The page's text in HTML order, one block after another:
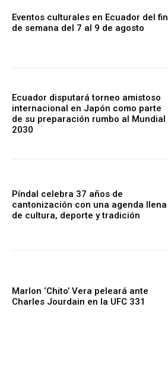
Eventos culturales en Ecuador del fin
de semana del 7 al 9 de agosto
Ecuador disputará torneo amistoso
internacional en Japón como parte
de su preparación rumbo al Mundial
2030
Píndal celebra 37 años de
cantonización con una agenda llena
de cultura, deporte y tradición
Marlon ‘Chito’ Vera peleará ante
Charles Jourdain en la UFC 331